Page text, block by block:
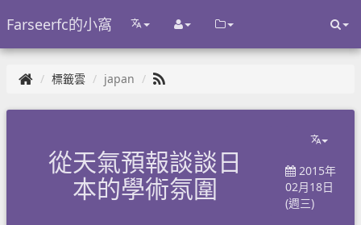
Farseerfc的小窩
標籤雲 japan
從天氣預報談談日
本的學術氛圍
2015年
02月18日
(週三)